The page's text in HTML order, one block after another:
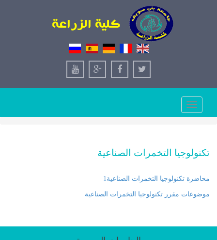
Toggle
navigation
تكنولوجيا التخمرات الصناعية
محاضرة تكنولوجيا التخمرات الصناعية1
موضوعات مقرر تكنولوجيا التخمرات الصناعية